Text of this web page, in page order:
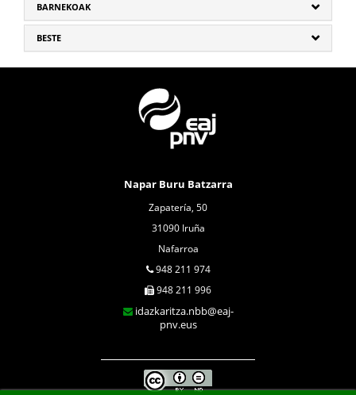
BARNEKOAK
BESTE
Napar Buru Batzarra
Zapatería, 50
31090 Iruña
Nafarroa
948 211 974
948 211 996
idazkaritza.nbb@eaj-
pnv.eus